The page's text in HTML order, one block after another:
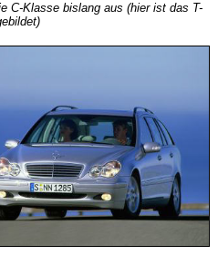
C-Klasse bislang aus (hier ist das T-